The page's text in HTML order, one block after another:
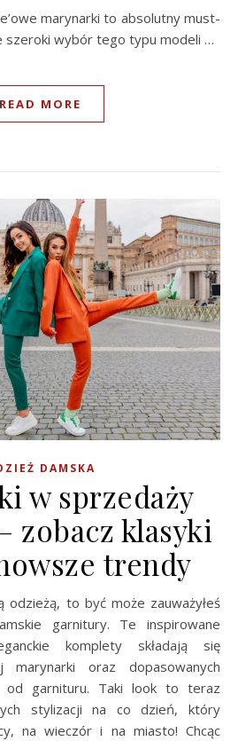
marynarki to absolutny must-
szeroki wybór tego typu modeli …
READ MORE
DAMSKA
w sprzedaży
zobacz klasyki
trendy
garnitury. Te inspirowane
komplety składają się
marynarki oraz dopasowanych
od garnituru. Taki look to teraz
stylizacji na co dzień, który
na wieczór i na miasto! Chcąc